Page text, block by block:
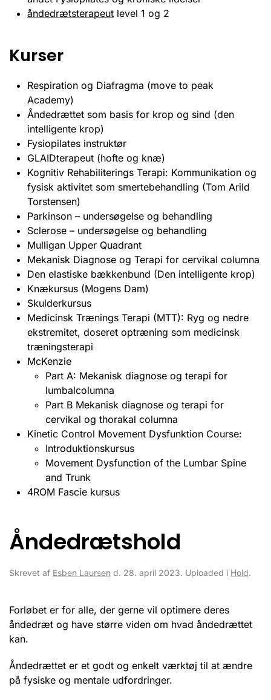
åndedrætsterapeut level 1 og 2
Kurser
Respiration og Diafragma (move to peak
Academy)
Åndedrættet som basis for krop og sind (den
intelligente krop)
Fysiopilates instruktør
GLAIDterapeut (hofte og knæ)
Kognitiv Rehabiliterings Terapi: Kommunikation og
fysisk aktivitet som smertebehandling (Tom Arild
Torstensen)
Parkinson – undersøgelse og behandling
Sclerose – undersøgelse og behandling
Mulligan Upper Quadrant
Mekanisk Diagnose og Terapi for cervikal columna
Den elastiske bækkenbund (Den intelligente krop)
Knækursus (Mogens Dam)
Skulderkursus
Medicinsk Trænings Terapi (MTT): Ryg og nedre
ekstremitet, doseret optræning som medicinsk
træningsterapi
McKenzie
Part A: Mekanisk diagnose og terapi for
lumbalcolumna
Part B Mekanisk diagnose og terapi for
cervikal og thorakal columna
Kinetic Control Movement Dysfunktion Course:
Introduktionskursus
Movement Dysfunction of the Lumbar Spine
and Trunk
4ROM Fascie kursus
Åndedrætshold
Skrevet af Esben Laursen d. 28. april 2023. Uploaded i Hold.
Forløbet er for alle, der gerne vil optimere deres
åndedræt og have større viden om hvad åndedrættet
kan.
Åndedrættet er et godt og enkelt værktøj til at ændre
på fysiske og mentale udfordringer.